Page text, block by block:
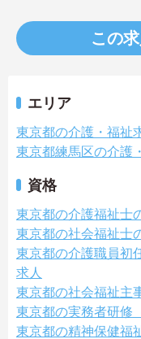
この
エリア
東京都の介護・福祉
東京都練馬区の介護
資格
東京都の介護福祉士
東京都の社会福祉士
東京都の介護職員初
求人
東京都の社会福祉主
東京都の実務者研修
東京都の精神保健福